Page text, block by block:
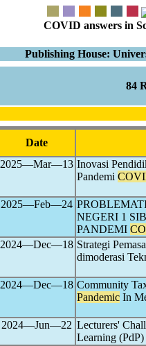
COVID answers in
Publishing House:
84
Date
2025―Mar―13 Inovasi
Pandemi
2025―Feb―24
NEGERI 1
PANDEMI
2024―Dec―18 Strategi
dimoderasi
2024―Dec―18 Community
Pandemic In
2024―Jun―22 Lecturers'
Learning